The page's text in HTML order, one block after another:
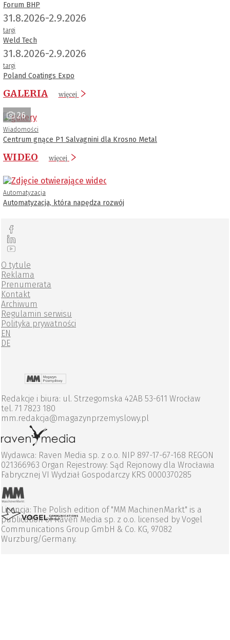
Forum BHP
31.8.2026-2.9.2026
targi
Weld Tech
31.8.2026-2.9.2026
targi
Poland Coatings Expo
GALERIA więcej
26
Wiadomości
Centrum gnące P1 Salvagnini dla Krosno Metal
WIDEO więcej
Automatyzacja
Automatyzacja, która napędza rozwój
O tytule
Reklama
Prenumerata
Kontakt
Archiwum
Regulamin serwisu
Polityka prywatności
EN
DE
Redakcje i biura: ul. Strzegomska 42AB 53-611 Wrocław
tel. 71 7823 180
mm.redakcja@magazynprzemyslowy.pl
Wydawca: Raven Media sp. z o.o. NIP 897-17-67-168 REGON
021366963 Organ Rejestrowy: Sąd Rejonowy dla Wrocławia
Fabrycznej VI Wydział Gospodarczy KRS 0000370285
Licencja: The Polish edition of "MM MachinenMarkt" is a
publication of Raven Media sp. z o.o. licensed by Vogel
Communications Group GmbH & Co. KG, 97082
Wurzburg/Germany.